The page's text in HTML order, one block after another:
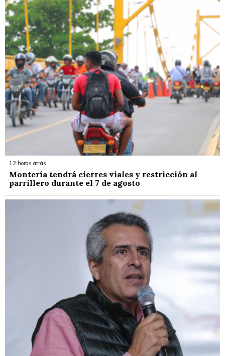
12 horas atrás
Montería tendrá cierres viales y restricción al
parrillero durante el 7 de agosto